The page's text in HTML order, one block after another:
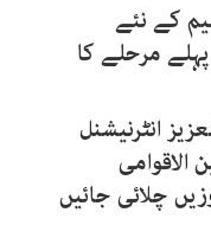
کے نئے
مرحلے کا
انٹرنیشنل
الاقوامی
چلائی جائیں